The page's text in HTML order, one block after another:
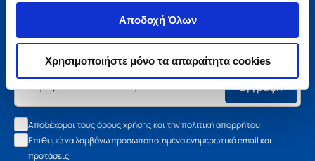
Αποδοχή Όλων
Χρησιμοποιήστε μόνο τα απαραίτητα cookies
Μάθετε τα νέα της Πολιτείας
Εγγραφείτε στο newsletter μας και μάθετε πρώτοι όλα τα
νέα βιβλία, τις εξαιρετικές τιμές και τις εκδηλώσεις μας.
Εγγραφή
Αποδέχομαι τους όρους χρήσης και την πολιτική απορρήτου
Επιθυμώ να λαμβάνω προσωποποιημένα ενημερωτικά email και
προτάσεις